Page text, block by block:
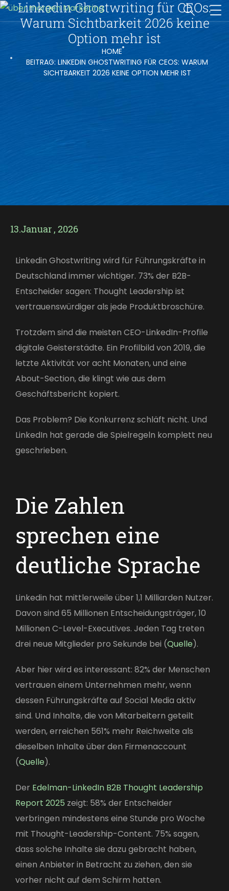
Linkedin Ghostwriting für CEOs:
Warum Sichtbarkeit 2026 keine
Option mehr ist
HOME
BEITRAG: LINKEDIN GHOSTWRITING FÜR CEOS: WARUM
SICHTBARKEIT 2026 KEINE OPTION MEHR IST
13.Januar , 2026
Linkedin Ghostwriting wird für Führungskräfte in
Deutschland immer wichtiger. 73% der B2B-
Entscheider sagen: Thought Leadership ist
vertrauenswürdiger als jede Produktbroschüre.
Trotzdem sind die meisten CEO-LinkedIn-Profile
digitale Geisterstädte. Ein Profilbild von 2019, die
letzte Aktivität vor acht Monaten, und eine
About-Section, die klingt wie aus dem
Geschäftsbericht kopiert.
Das Problem? Die Konkurrenz schläft nicht. Und
LinkedIn hat gerade die Spielregeln komplett neu
geschrieben.
Die Zahlen
sprechen eine
deutliche Sprache
Linkedin hat mittlerweile über 1,1 Milliarden Nutzer.
Davon sind 65 Millionen Entscheidungsträger, 10
Millionen C-Level-Executives. Jeden Tag treten
drei neue Mitglieder pro Sekunde bei (Quelle).
Aber hier wird es interessant: 82% der Menschen
vertrauen einem Unternehmen mehr, wenn
dessen Führungskräfte auf Social Media aktiv
sind. Und Inhalte, die von Mitarbeitern geteilt
werden, erreichen 561% mehr Reichweite als
dieselben Inhalte über den Firmenaccount
(Quelle).
Der Edelman-LinkedIn B2B Thought Leadership
Report 2025 zeigt: 58% der Entscheider
verbringen mindestens eine Stunde pro Woche
mit Thought-Leadership-Content. 75% sagen,
dass solche Inhalte sie dazu gebracht haben,
einen Anbieter in Betracht zu ziehen, den sie
vorher nicht auf dem Schirm hatten.